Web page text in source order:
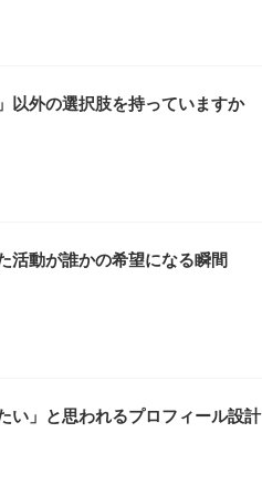
以外の選択肢を持っていますか
活動が誰かの希望になる瞬間
い」と思われるプロフィール設計